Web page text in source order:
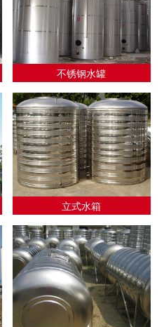
不锈钢水罐
立式水箱